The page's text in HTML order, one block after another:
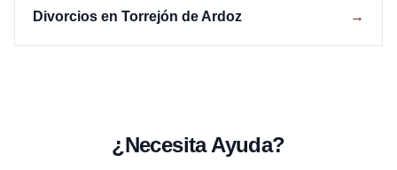
Divorcios en Torrejón de Ardoz →
¿Necesita Ayuda?